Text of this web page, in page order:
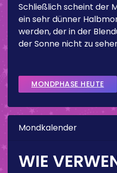
Schließlich scheint der
ein sehr dünner
werden, der in der
der Sonne nicht zu
MONDPHASE HEUTE
Mondkalender
WIE